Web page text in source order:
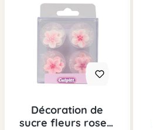
Décoration de
sucre fleurs roses,